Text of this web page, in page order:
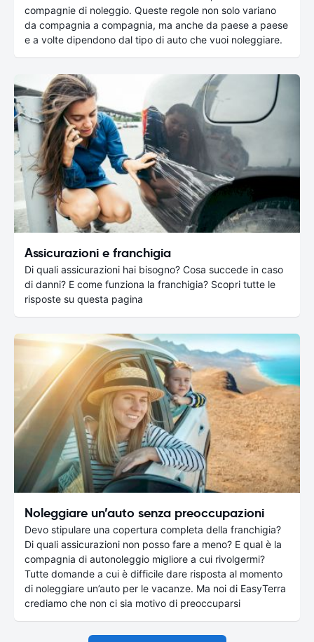
compagnie di noleggio. Queste regole non solo variano
da compagnia a compagnia, ma anche da paese a paese
e a volte dipendono dal tipo di auto che vuoi noleggiare.
Assicurazioni e franchigia
Di quali assicurazioni hai bisogno? Cosa succede in caso
di danni? E come funziona la franchigia? Scopri tutte le
risposte su questa pagina
Noleggiare un’auto senza preoccupazioni
Devo stipulare una copertura completa della franchigia?
Di quali assicurazioni non posso fare a meno? E qual è la
compagnia di autonoleggio migliore a cui rivolgermi?
Tutte domande a cui è difficile dare risposta al momento
di noleggiare un’auto per le vacanze. Ma noi di EasyTerra
crediamo che non ci sia motivo di preoccuparsi